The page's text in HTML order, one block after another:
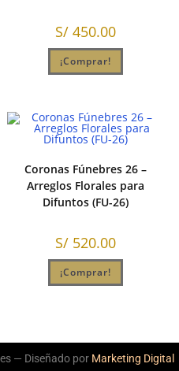
S/ 450.00
¡Comprar!
Coronas Fúnebres 26 –
Arreglos Florales para
Difuntos (FU-26)
S/ 520.00
¡Comprar!
— Diseñado por Marketing Digital